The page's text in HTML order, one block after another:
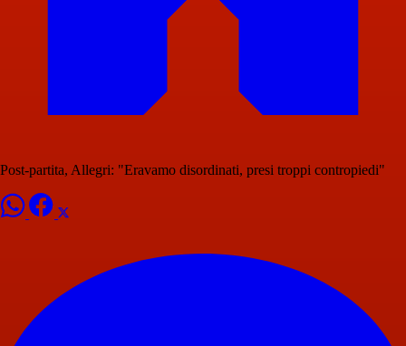
Post-partita, Allegri: "Eravamo disordinati, presi troppi contropiedi"